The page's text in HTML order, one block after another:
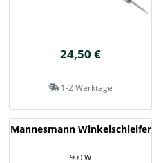
24,50 €
1-2 Werktage
Mannesmann Winkelschleifer
900 W